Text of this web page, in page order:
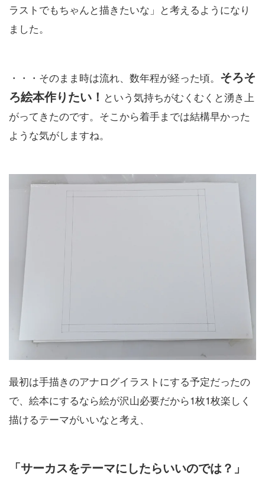
ラストでもちゃんと描きたいな」と考えるようになり
ました。
・・・そのまま時は流れ、数年程が経った頃。 そろそ
ろ絵本作りたい！ という気持ちがむくむくと湧き上
がってきたのです。そこから着手までは結構早かった
ような気がしますね。
最初は手描きのアナログイラストにする予定だったの
で、絵本にするなら絵が沢山必要だから1枚1枚楽しく
描けるテーマがいいなと考え、
「サーカスをテーマにしたらいいのでは？」